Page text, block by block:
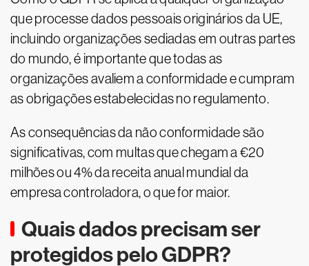
que processe dados pessoais originários da UE,
incluindo organizações sediadas em outras partes
do mundo, é importante que todas as
organizações avaliem a conformidade e cumpram
as obrigações estabelecidas no regulamento.
As consequências da não conformidade são
significativas, com multas que chegam a €20
milhões ou 4% da receita anual mundial da
empresa controladora, o que for maior.
Quais dados precisam ser
protegidos pelo GDPR?